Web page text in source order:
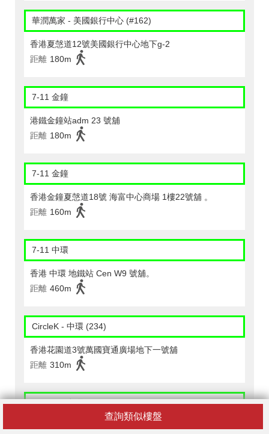
查詢類似樓盤
華潤萬家 - 美國銀行中心 (#162)
香港夏愨道12號美國銀行中心地下g-2
距離 180m
7-11 金鐘
港鐵金鐘站adm 23 號舖
距離 180m
7-11 金鐘
香港金鐘夏愨道18號 海富中心商場 1樓22號舖 。
距離 160m
7-11 中環
香港 中環 地鐵站 Cen W9 號舖。
距離 460m
CircleK - 中環 (234)
香港花園道3號萬國寶通廣場地下一號舖
距離 310m
CircleK - 中環 (258)